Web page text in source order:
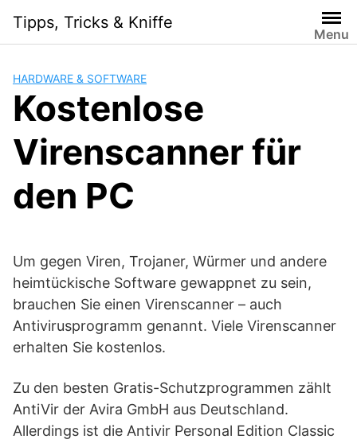
content
Tipps, Tricks & Kniffe
Menu
HARDWARE & SOFTWARE
Kostenlose
Virenscanner für
den PC
Um gegen Viren, Trojaner, Würmer und andere
heimtückische Software gewappnet zu sein,
brauchen Sie einen Virenscanner – auch
Antivirusprogramm genannt. Viele Virenscanner
erhalten Sie kostenlos.
Zu den besten Gratis-Schutzprogrammen zählt
AntiVir der Avira GmbH aus Deutschland.
Allerdings ist die Antivir Personal Edition Classic